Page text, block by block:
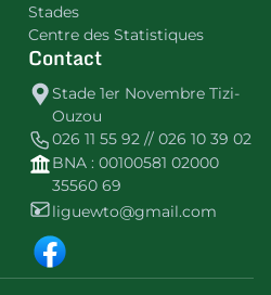
Stades
Centre des Statistiques
Contact
Stade 1er Novembre Tizi-
Ouzou
026 11 55 92 // 026 10 39 02
BNA : 00100581 02000
35560 69
liguewto@gmail.com